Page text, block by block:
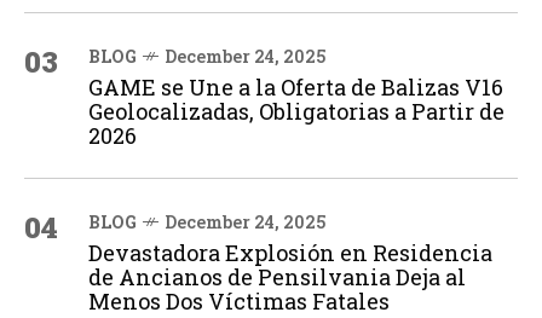
03 BLOG December 24, 2025
GAME se Une a la Oferta de Balizas V16
Geolocalizadas, Obligatorias a Partir de
2026
04 BLOG December 24, 2025
Devastadora Explosión en Residencia
de Ancianos de Pensilvania Deja al
Menos Dos Víctimas Fatales